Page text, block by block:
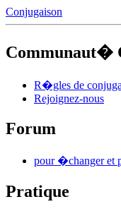
Conjugaison
Communaut�
R�gles de
Rejoignez-nous
Forum
pour �changer et
Pratique